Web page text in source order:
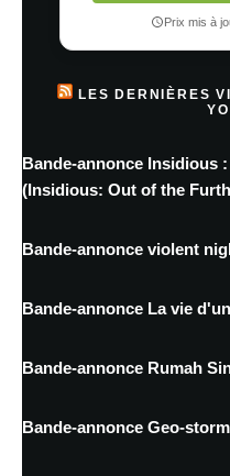
Prix mis à
LES DERNIÈRES
Bande-annonce Insidious
(Insidious: Out of the
Bande-annonce violent
Bande-annonce La vie
Bande-annonce Rumah
Bande-annonce Geo-